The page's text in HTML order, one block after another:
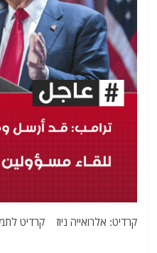
קרדיט: אלרואייה ניוז קרדיט